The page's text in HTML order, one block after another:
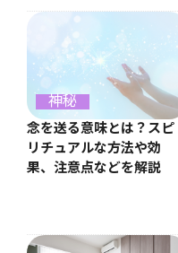
神秘
念を送る意味とは？スピ
リチュアルな方法や効
果、注意点などを解説